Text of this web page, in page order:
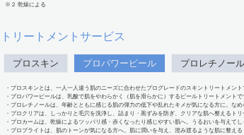
※２ 乾燥による
トリートメントサービス
プロスキン プロパワーピール プロレチノール
・プロスキンとは、一人一人違う肌のニーズに合わせたプログレードのスキントリートメント
・プロパワーピールは、乳酸で肌をやわらかく（肌を滑らかに）するピールトリートメントで
・プロレチノールは、年齢とともに感じる肌の弾力の低下や乱れたキメが気になる方に。な
・プロクリアは、しっかりと毛穴を洗浄し、詰まり・黒ずみを防ぎ、クリアな肌へ整えるトリ
・プロカームは、乾燥によるツッパリ感・赤くなったり感じやすい肌へ。うるおいを与えて
・プロブライトは、肌のトーンが気になる方へ。肌に潤いを与え、澄み渡るような肌に整える